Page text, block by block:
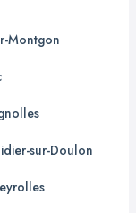
Montgon
sur-Doulon